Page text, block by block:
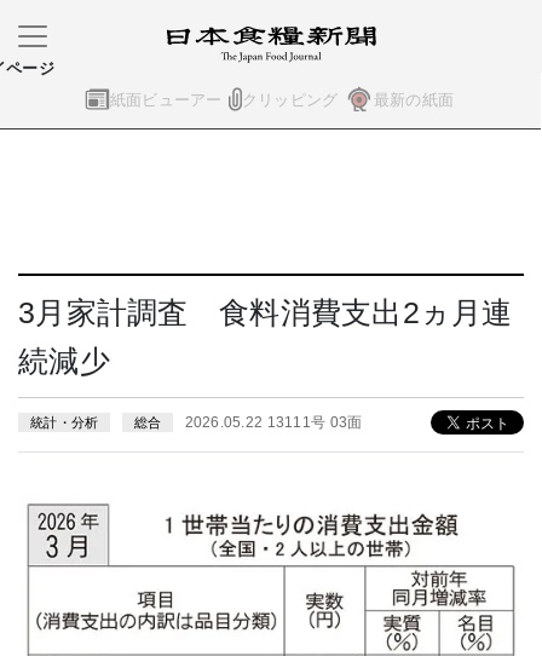
紙面ビューアー クリッピング 最新の紙面
ページ
3月家計調査 食料消費支出2ヵ月連
続減少
統計・分析 総合 2026.05.22 13111号 03面